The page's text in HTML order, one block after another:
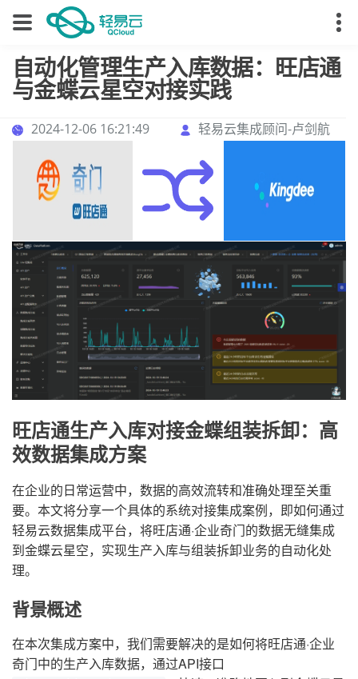
自动化管理生产入库数据：旺店通
与金蝶云星空对接实践
2024-12-06 16:21:49 轻易云集成顾问-卢剑航
旺店通生产入库对接金蝶组装拆卸：高
效数据集成方案
在企业的日常运营中，数据的高效流转和准确处理至关重
要。本文将分享一个具体的系统对接集成案例，即如何通过
轻易云数据集成平台，将旺店通·企业奇门的数据无缝集成
到金蝶云星空，实现生产入库与组装拆卸业务的自动化处
理。
背景概述
在本次集成方案中，我们需要解决的是如何将旺店通·企业
奇门中的生产入库数据，通过API接口